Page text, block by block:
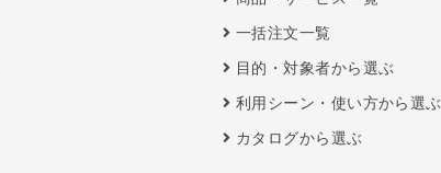
一括注文一覧
目的・対象者から選ぶ
利用シーン・使い方から選ぶ
カタログから選ぶ